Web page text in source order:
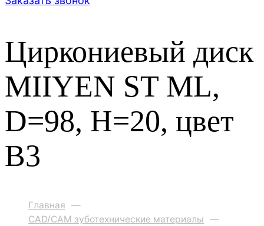
Циркониевый диск
MIIYEN ST ML,
D=98, H=20, цвет
B3
Главная —
CAD/CAM зуботехнические материалы —